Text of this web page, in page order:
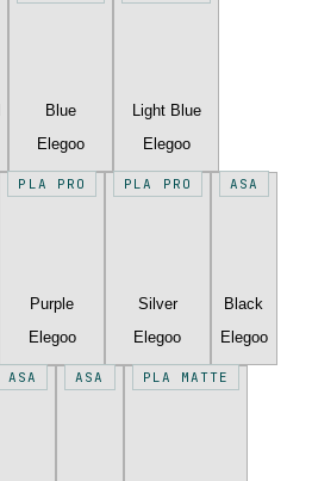
Blue
Elegoo
Light Blue
Elegoo
PLA PRO
Purple
Elegoo
PLA PRO
Silver
Elegoo
ASA
Black
Elegoo
ASA ASA PLA MATTE